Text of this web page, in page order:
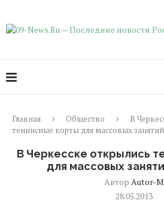
Главная Общество
В
теннисные корты для массовых
В Черкесске открылись
для массовых
Автор Autor-M
28.05.2013